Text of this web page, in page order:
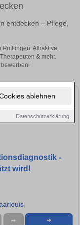
ablehnen
Datenschutzerklärung
entdecken – Pflege,
Attraktive
& mehr.
-
wird!
➦ ➜